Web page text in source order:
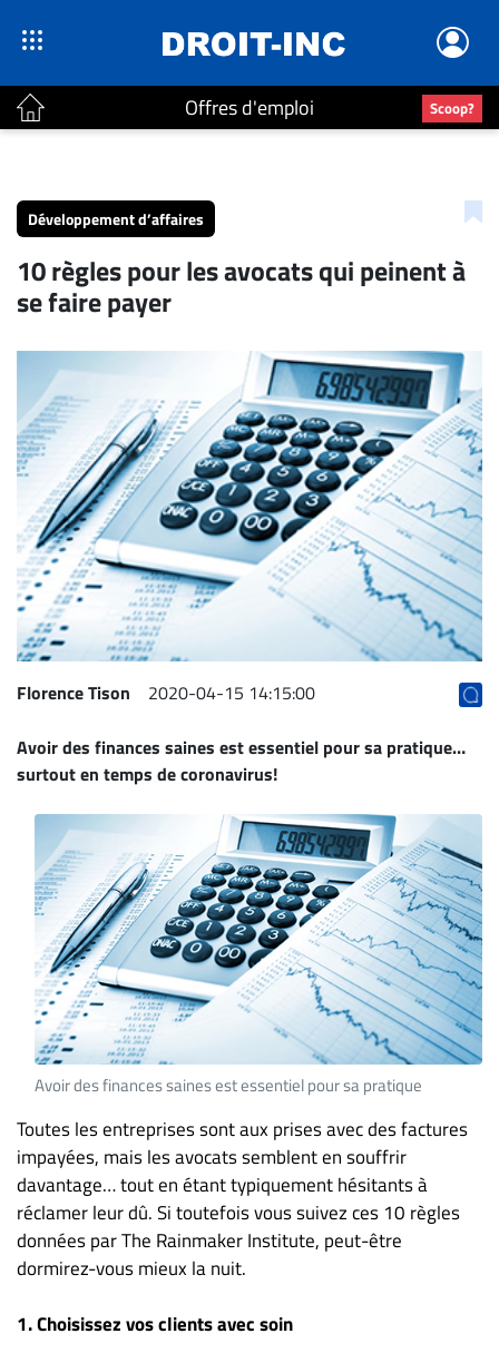
Offres d'emploi Scoop?
Accueil
Continu
Nominations
Bureaux
Conseillers
Juridiques
Campus
Carrière
Archives
CARRIÈRE
ET
EMPLOIS
AVOCATS
JURISTES
d'emploi
Formation
Continue
Métiers
Scoop?
CABINETS
ET
ENTREPRISES
Espace
entreprises
Page
entreprises
Publier
un
emploi
Solutions de
Développement d’affaires
10 règles pour les avocats qui peinent à
se faire payer
Florence Tison 2020-04-15 14:15:00
Avoir des finances saines est essentiel pour sa pratique…
surtout en temps de coronavirus!
Avoir des finances saines est essentiel pour sa pratique
Toutes les entreprises sont aux prises avec des factures
impayées, mais les avocats semblent en souffrir
davantage… tout en étant typiquement hésitants à
réclamer leur dû. Si toutefois vous suivez ces 10 règles
données par The Rainmaker Institute, peut-être
dormirez-vous mieux la nuit.
1. Choisissez vos clients avec soin